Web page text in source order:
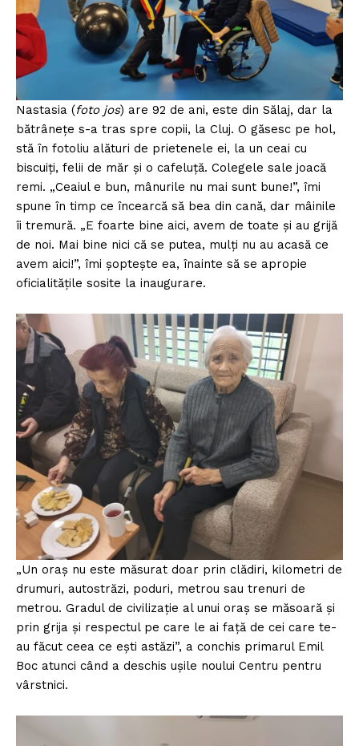
Nastasia (foto jos) are 92 de ani, este din Sălaj, dar la
bătrânețe s-a tras spre copii, la Cluj. O găsesc pe hol,
stă în fotoliu alături de prietenele ei, la un ceai cu
biscuiți, felii de măr și o cafeluță. Colegele sale joacă
remi. „Ceaiul e bun, mânurile nu mai sunt bune!”, îmi
spune în timp ce încearcă să bea din cană, dar mâinile
îi tremură. „E foarte bine aici, avem de toate și au grijă
de noi. Mai bine nici că se putea, mulți nu au acasă ce
avem aici!”, îmi șoptește ea, înainte să se apropie
oficialitățile sosite la inaugurare.
„Un oraș nu este măsurat doar prin clădiri, kilometri de
drumuri, autostrăzi, poduri, metrou sau trenuri de
metrou. Gradul de civilizație al unui oraș se măsoară și
prin grija și respectul pe care le ai față de cei care te-
au făcut ceea ce ești astăzi”, a conchis primarul Emil
Boc atunci când a deschis ușile noului Centru pentru
vârstnici.